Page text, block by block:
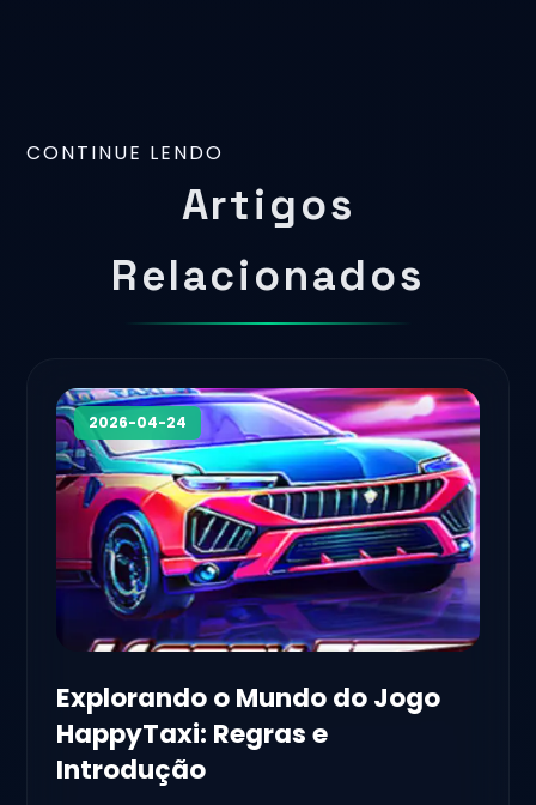
CONTINUE LENDO
Artigos
Relacionados
2026-04-24
Explorando o Mundo do Jogo
HappyTaxi: Regras e
Introdução